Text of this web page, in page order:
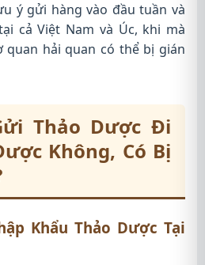
ý gửi hàng vào đầu tuần và
cả Việt Nam và Úc, khi mà
quan hải quan có thể bị gián
Thảo Dược Đi
Không, Có Bị
Khẩu Thảo Dược Tại